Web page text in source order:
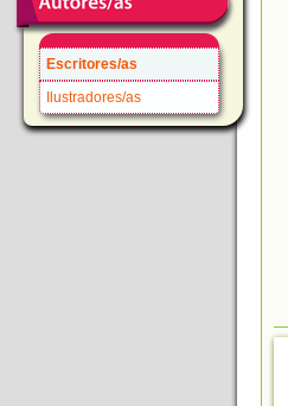
Escritores/as
Ilustradores/as